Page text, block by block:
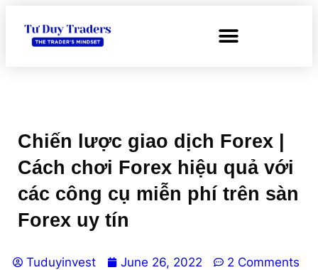
Chiến lược giao dịch Forex |
Cách chơi Forex hiệu quả với
các công cụ miễn phí trên sàn
Forex uy tín
Tuduyinvest June 26, 2022 2 Comments